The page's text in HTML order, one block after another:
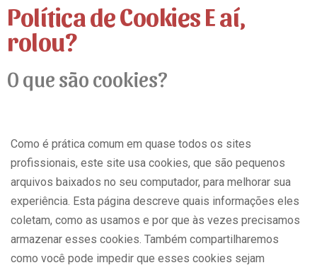
Política de Cookies E aí,
rolou?
O que são cookies?
Como é prática comum em quase todos os sites
profissionais, este site usa cookies, que são pequenos
arquivos baixados no seu computador, para melhorar sua
experiência. Esta página descreve quais informações eles
coletam, como as usamos e por que às vezes precisamos
armazenar esses cookies. Também compartilharemos
como você pode impedir que esses cookies sejam